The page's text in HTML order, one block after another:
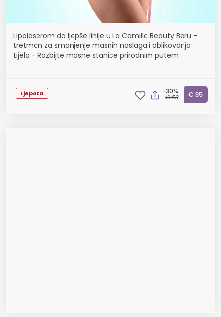
Lipolaserom do ljepše linije u La Camilla Beauty Baru -
tretman za smanjenje masnih naslaga i oblikovanja
tijela - Razbijte masne stanice prirodnim putem
Ljepota -30%
€ 50 € 35